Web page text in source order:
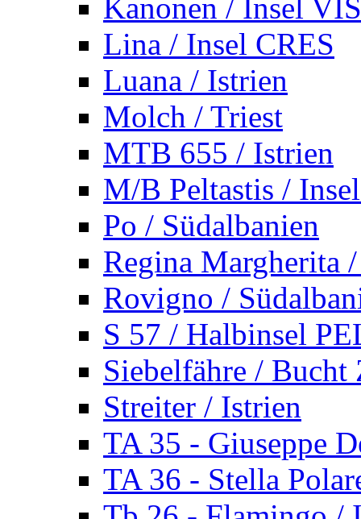
Kanonen / Insel VIS
Lina / Insel CRES
Luana / Istrien
Molch / Triest
MTB 655 / Istrien
M/B Peltastis /
Po / Südalbanien
Regina Margherita
Rovigno /
S 57 / Halbinsel
Siebelfähre / Bucht
Streiter / Istrien
TA 35 - Giuseppe
TA 36 - Stella